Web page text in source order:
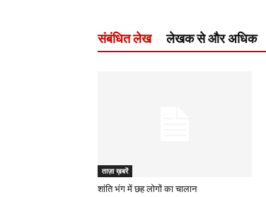
संबंधित लेख लेखक से और अधिक
ताज़ा ख़बरें
शांति भंग में छह लोगों का चालान